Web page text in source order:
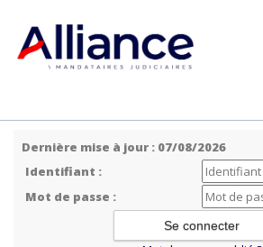
Dernière mise à jour : 07/08/2026
Identifiant :
Mot de passe :